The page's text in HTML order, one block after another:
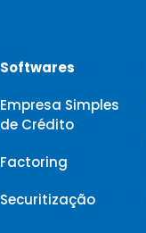
Softwares
Empresa Simples
de Crédito
Factoring
Securitização